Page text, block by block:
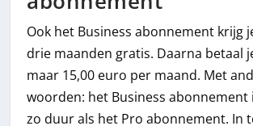
Ook het Business abonnement krijg
drie maanden gratis. Daarna betaal
maar 15,00 euro per maand. Met
woorden: het Business abonnement
zo duur als het Pro abonnement. In